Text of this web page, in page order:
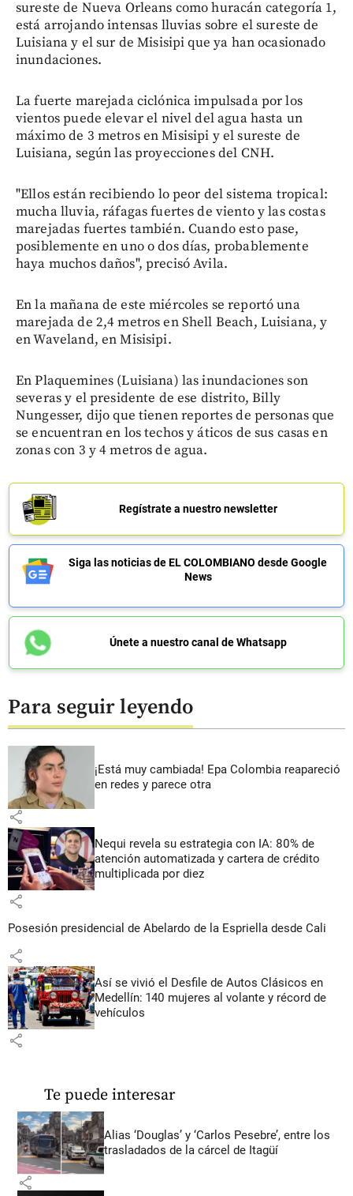
sureste de Nueva Orleans como huracán categoría 1,
está arrojando intensas lluvias sobre el sureste de
Luisiana y el sur de Misisipi que ya han ocasionado
inundaciones.
La fuerte marejada ciclónica impulsada por los
vientos puede elevar el nivel del agua hasta un
máximo de 3 metros en Misisipi y el sureste de
Luisiana, según las proyecciones del CNH.
"Ellos están recibiendo lo peor del sistema tropical:
mucha lluvia, ráfagas fuertes de viento y las costas
marejadas fuertes también. Cuando esto pase,
posiblemente en uno o dos días, probablemente
haya muchos daños", precisó Avila.
En la mañana de este miércoles se reportó una
marejada de 2,4 metros en Shell Beach, Luisiana, y
en Waveland, en Misisipi.
En Plaquemines (Luisiana) las inundaciones son
severas y el presidente de ese distrito, Billy
Nungesser, dijo que tienen reportes de personas que
se encuentran en los techos y áticos de sus casas en
zonas con 3 y 4 metros de agua.
Regístrate a nuestro newsletter
Siga las noticias de EL COLOMBIANO desde Google
News
Únete a nuestro canal de Whatsapp
Para seguir leyendo
¡Está muy cambiada! Epa Colombia reapareció
en redes y parece otra
share
Nequi revela su estrategia con IA: 80% de
atención automatizada y cartera de crédito
multiplicada por diez
share
Posesión presidencial de Abelardo de la Espriella desde Cali
share
Así se vivió el Desfile de Autos Clásicos en
Medellín: 140 mujeres al volante y récord de
vehículos
share
Te puede interesar
Alias ‘Douglas’ y ‘Carlos Pesebre’, entre los
trasladados de la cárcel de Itagüí
share